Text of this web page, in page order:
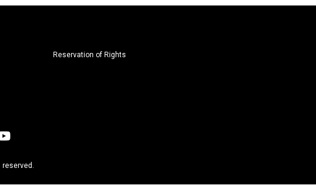
Reservation of Rights
reserved.